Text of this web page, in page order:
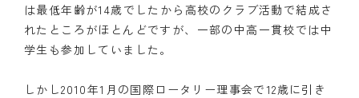
は最低年齢が14歳でしたから高校のクラブ活動で結成さ
れたところがほとんどですが、一部の中高一貫校では中
学生も参加していました。
しかし2010年1月の国際ロータリー理事会で12歳に引き